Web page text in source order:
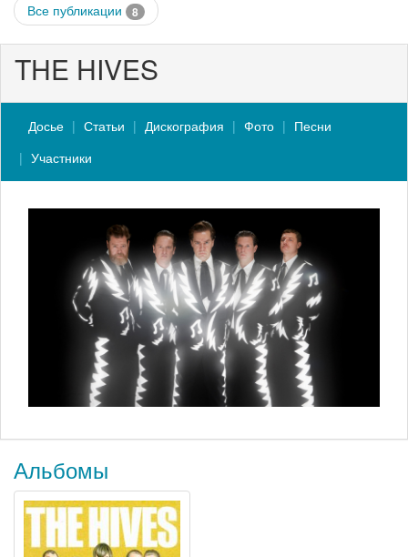
Все публикации 8
THE HIVES
Досье Статьи Дискография Фото
Песни
Участники
Альбомы